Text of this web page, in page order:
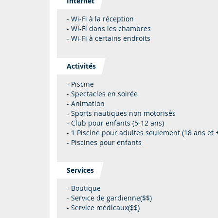
- Wi-Fi à la réception
- Wi-Fi dans les chambres
- Wi-Fi à certains endroits
Activités
- Piscine
- Spectacles en soirée
- Animation
- Sports nautiques non motorisés
- Club pour enfants (5-12 ans)
- 1 Piscine pour adultes seulement (18 ans et
- Piscines pour enfants
Services
- Boutique
- Service de gardienne($$)
- Service médicaux($$)